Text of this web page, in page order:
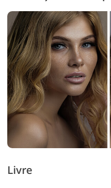
Livre